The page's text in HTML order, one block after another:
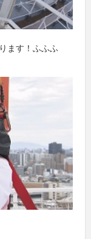
ます！ふふふ